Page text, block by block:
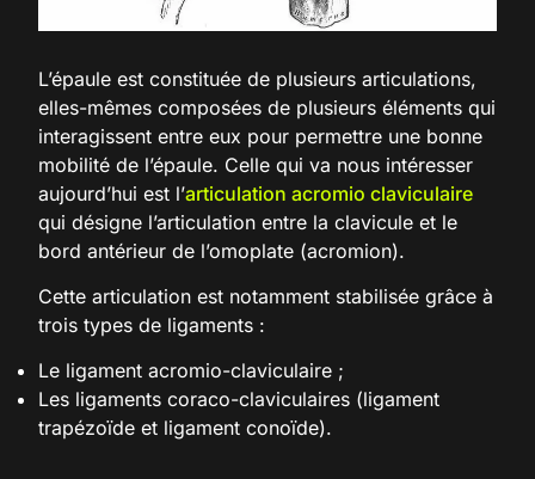
L’épaule est constituée de plusieurs articulations,
elles-mêmes composées de plusieurs éléments qui
interagissent entre eux pour permettre une bonne
mobilité de l’épaule. Celle qui va nous intéresser
aujourd’hui est l’articulation acromio claviculaire
qui désigne l’articulation entre la clavicule et le
bord antérieur de l’omoplate (acromion).
Cette articulation est notamment stabilisée grâce à
trois types de ligaments :
Le ligament acromio-claviculaire ;
Les ligaments coraco-claviculaires (ligament
trapézoïde et ligament conoïde).